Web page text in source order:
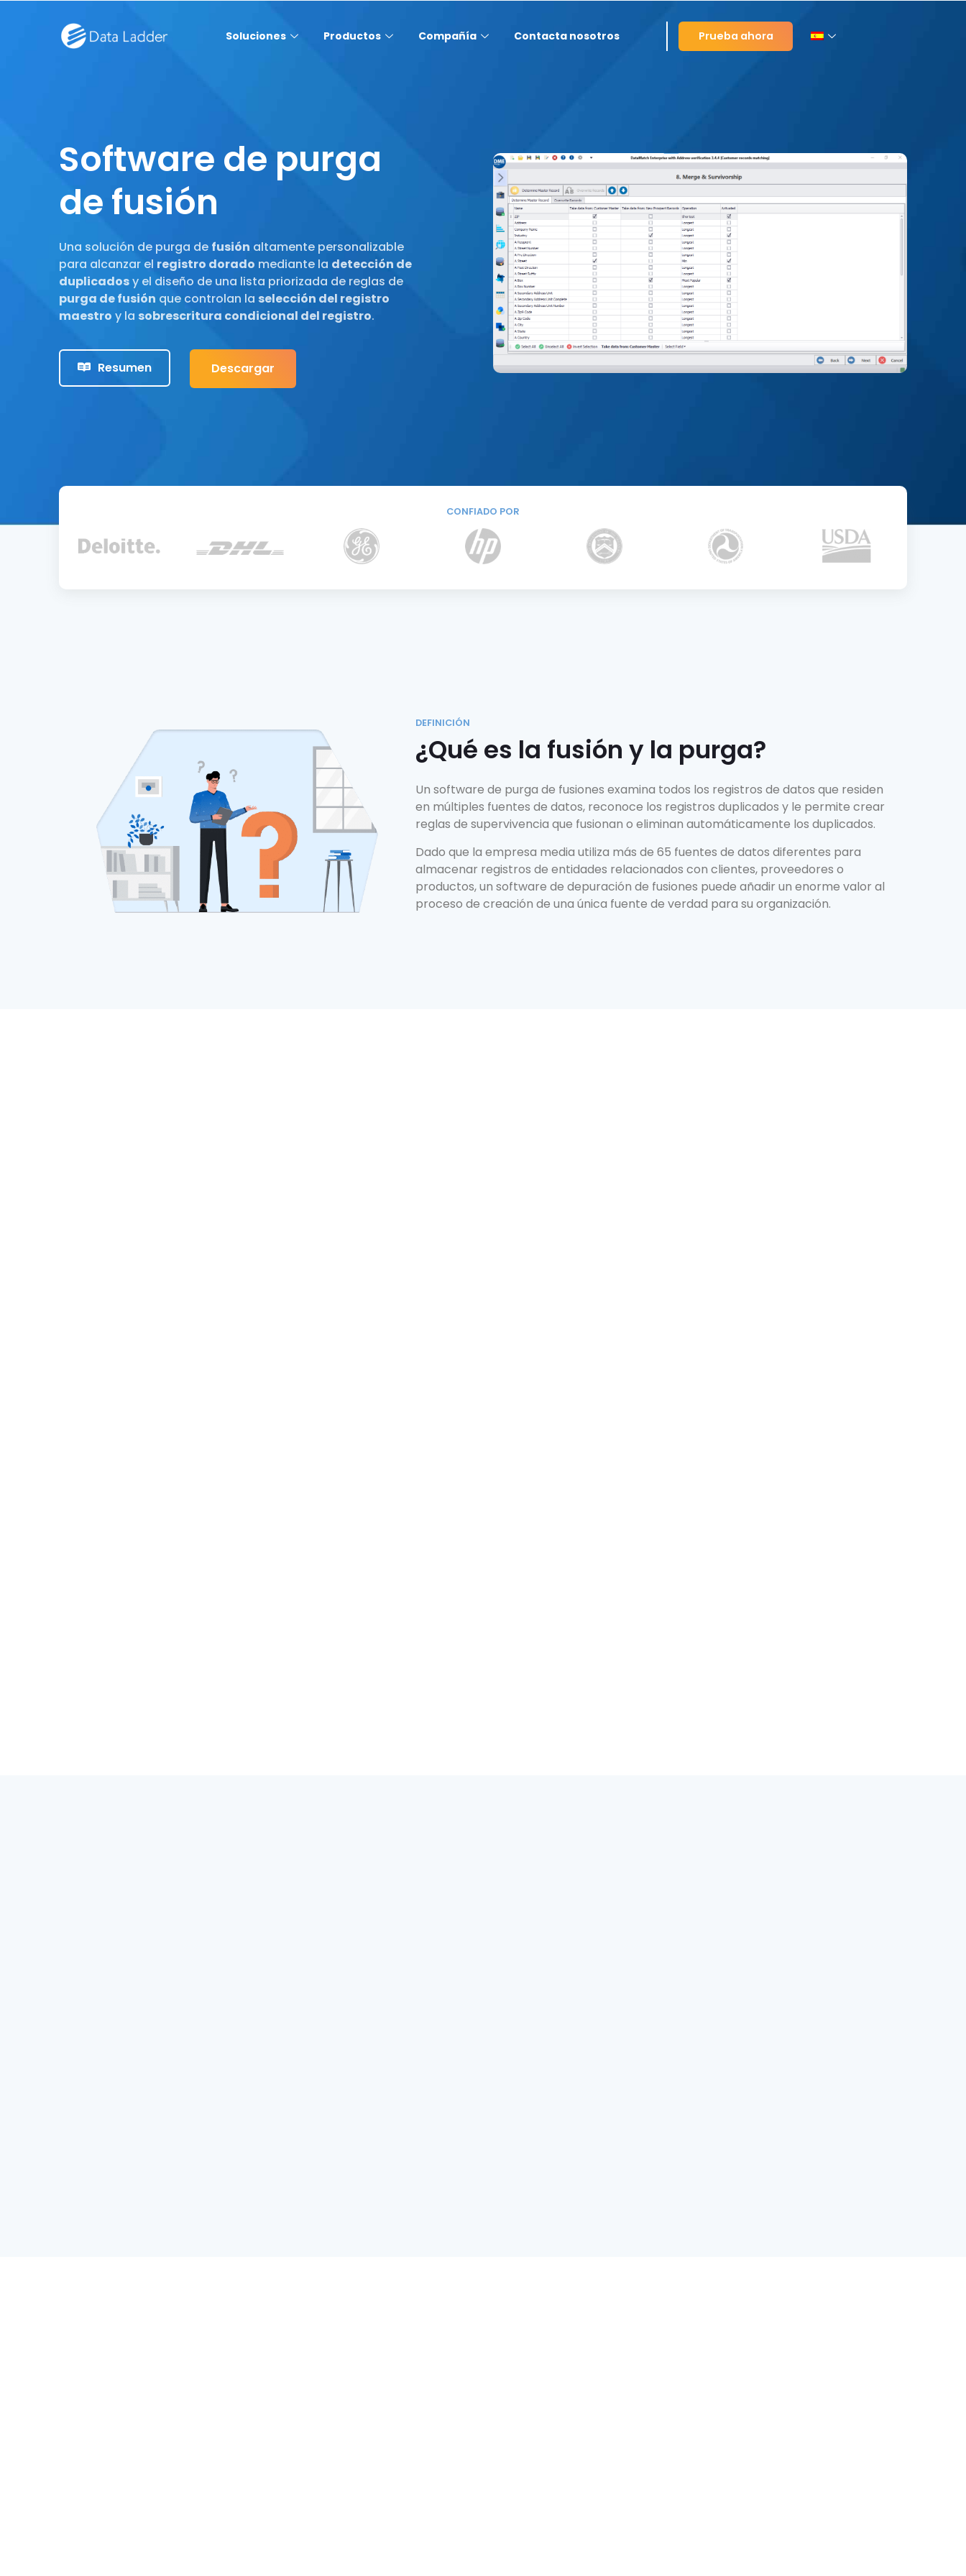
Soluciones Productos Compañía Contacta nosotros Prueba ahora
Software de purga
de fusión
Una solución de purga de fusión altamente personalizable
para alcanzar el registro dorado mediante la detección de
duplicadosy el diseño de una lista priorizada de reglas de
purga de fusión que controlan la selección del registro
maestro y la sobrescritura condicional del registro.
Resumen Descargar
CONFIADO POR
DEFINICIÓN
¿Qué es la fusión y la purga?
Un software de purga de fusiones examina todos los registros de datos que residen
en múltiples fuentes de datos, reconoce los registros duplicados y le permite crear
reglas de supervivencia que fusionan o eliminan automáticamente los duplicados.
Dado que la empresa media utiliza más de 65 fuentes de datos diferentes para
almacenar registros de entidades relacionados con clientes, proveedores o
productos, un software de depuración de fusiones puede añadir un enorme valor al
proceso de creación de una única fuente de verdad para su organización.